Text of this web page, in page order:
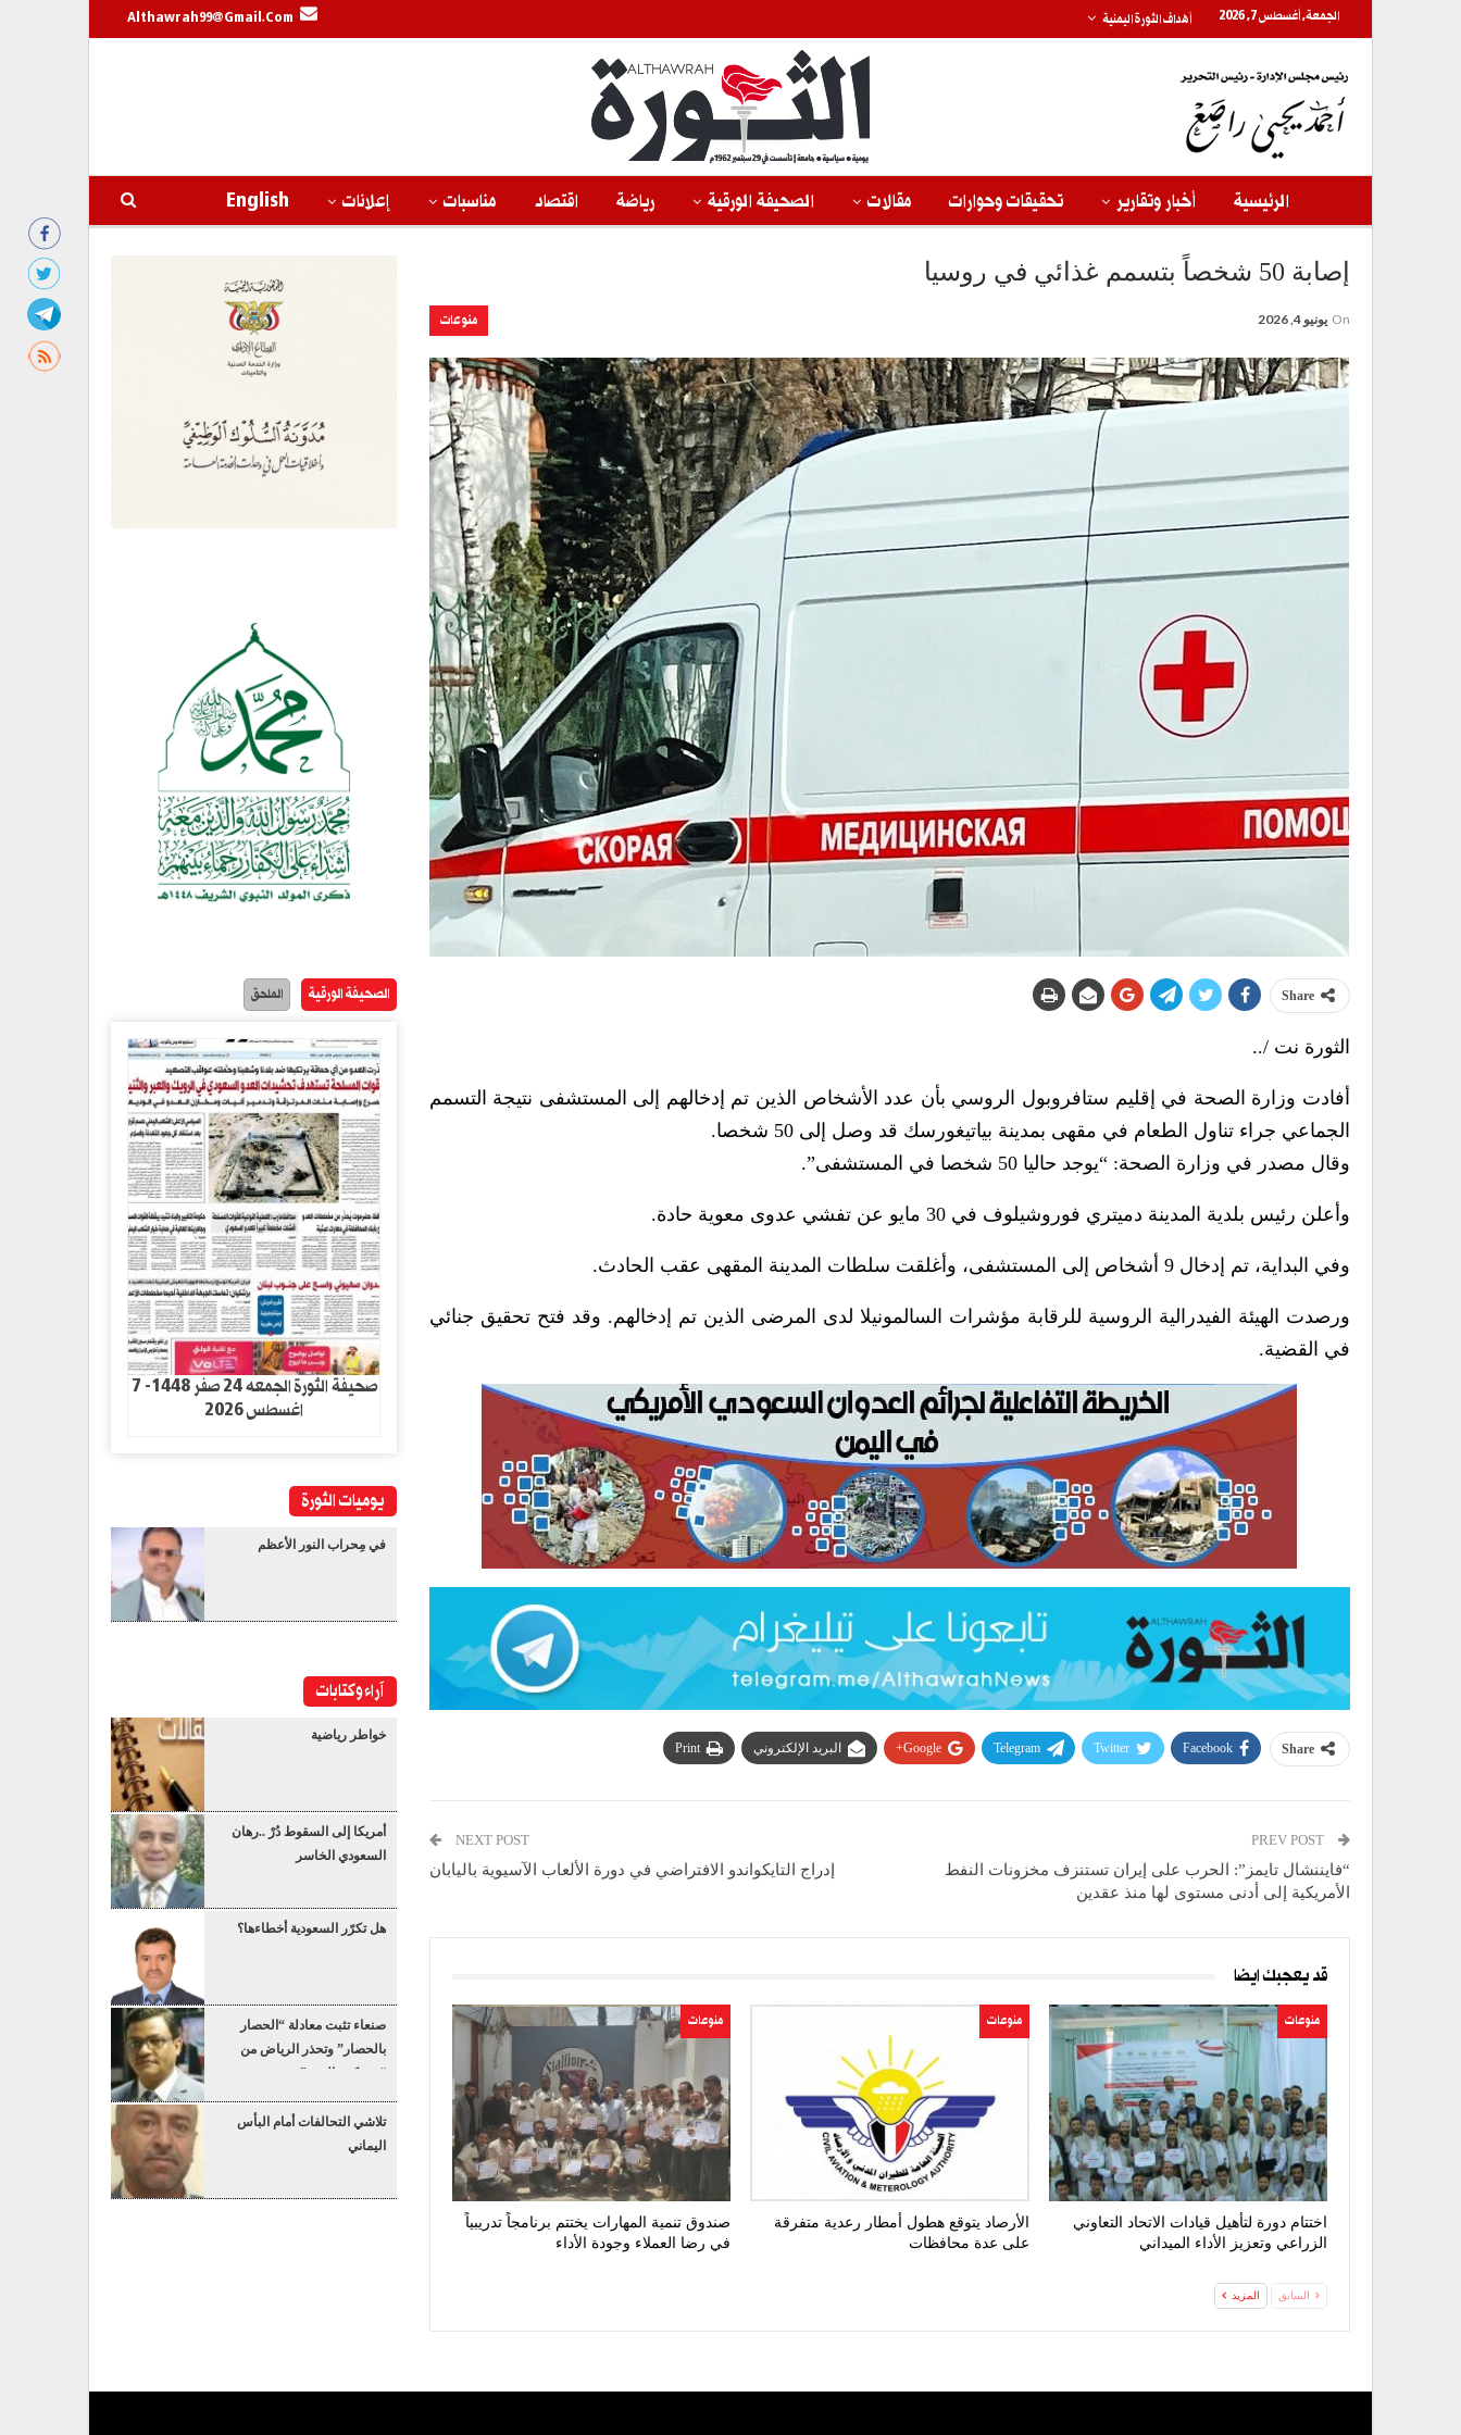
الجمعة, أغسطس 7, 2026 أهداف الثورة اليمنية Althawrah99@gmail.com
الرئيسية أخبار وتقارير تحقيقات وحوارات مقالات الصحيفة الورقية رياضة اقتصاد مناسبات إعلانات English
إصابة 50 شخصاً بتسمم غذائي في روسيا
منوعات On يونيو 4, 2026
Share
الثورة نت /..
أفادت وزارة الصحة في إقليم ستافروبول الروسي بأن عدد الأشخاص الذين تم إدخالهم إلى المستشفى نتيجة التسمم
الجماعي جراء تناول الطعام في مقهى بمدينة بياتيغورسك قد وصل إلى 50 شخصا.
وقال مصدر في وزارة الصحة: “يوجد حاليا 50 شخصا في المستشفى”.
وأعلن رئيس بلدية المدينة دميتري فوروشيلوف في 30 مايو عن تفشي عدوى معوية حادة.
وفي البداية، تم إدخال 9 أشخاص إلى المستشفى، وأغلقت سلطات المدينة المقهى عقب الحادث.
ورصدت الهيئة الفيدرالية الروسية للرقابة مؤشرات السالمونيلا لدى المرضى الذين تم إدخالهم. وقد فتح تحقيق جنائي
في القضية.
Share
Facebook
Twitter
Telegram
Google+ البريد الإلكتروني Print
“فايننشال تايمز”: الحرب على إيران تستنزف مخزونات النفط
الأمريكية إلى أدنى مستوى لها منذ عقدين
NEXT POST
إدراج التايكواندو الافتراضي في دورة الألعاب الآسيوية باليابان
قد يعجبك ايضا
منوعات
اختتام دورة لتأهيل قيادات الاتحاد التعاوني
الزراعي وتعزيز الأداء الميداني
منوعات
الأرصاد يتوقع هطول أمطار رعدية متفرقة
على عدة محافظات
منوعات
صندوق تنمية المهارات يختتم برنامجاً تدريبياً
في رضا العملاء وجودة الأداء
السابق المزيد
الصحيفة الورقية الملحق
صحيفة الثورة الجمعه 24 صفر 1448- 7
اغسطس 2026
يوميات الثورة
في مِحراب النور الأعظم
آراء وكتابات
خواطر رياضية
أمريكا إلى السقوط دُرْ ..رهان
السعودي الخاسر
هل تكرّر السعودية أخطاءها؟
صنعاء تثبت معادلة “الحصار
بالحصار” وتحذر الرياض من
“عسكرة البحر”
تلاشي التحالفات أمام البأس
اليماني